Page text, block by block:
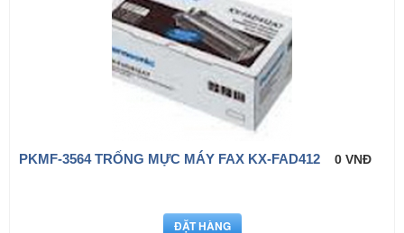
PKMF-3564 TRỐNG MỰC MÁY FAX KX-FAD412 0 VNĐ